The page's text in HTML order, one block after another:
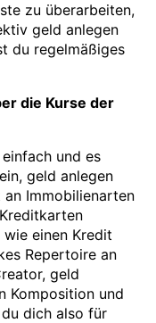
zu überarbeiten,
geld anlegen
du regelmäßiges
die Kurse der
und es
geld anlegen
Immobilienarten
einen Kredit
Repertoire an
geld
Komposition und
dich also für